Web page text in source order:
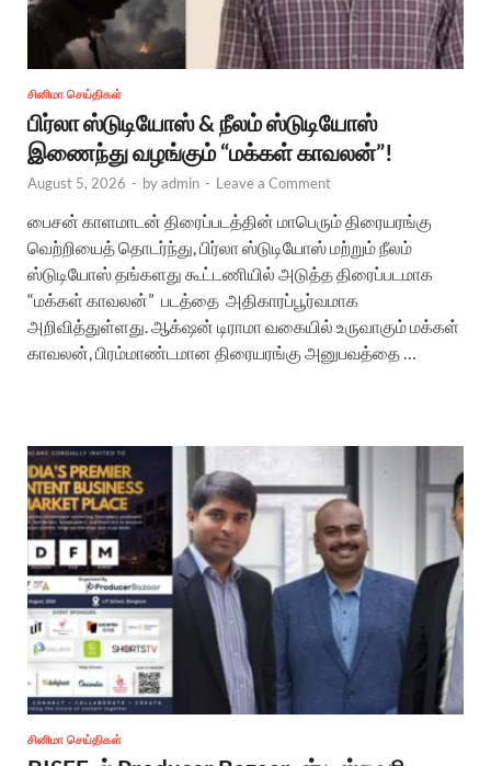
சினிமா செய்திகள்
பிர்லா ஸ்டுடியோஸ் & நீலம் ஸ்டுடியோஸ்
இணைந்து வழங்கும் “மக்கள் காவலன்”!
August 5, 2026 - byadmin - Leave a Comment
பைசன் காளமாடன் திரைப்படத்தின் மாபெரும் திரையரங்கு
வெற்றியைத் தொடர்ந்து, பிர்லா ஸ்டுடியோஸ் மற்றும் நீலம்
ஸ்டுடியோஸ் தங்களது கூட்டணியில் அடுத்த திரைப்படமாக
“மக்கள் காவலன்” படத்தை அதிகாரப்பூர்வமாக
அறிவித்துள்ளது. ஆக்‌ஷன் டிராமா வகையில் உருவாகும் மக்கள்
காவலன், பிரம்மாண்டமான திரையரங்கு அனுபவத்தை …
சினிமா செய்திகள்